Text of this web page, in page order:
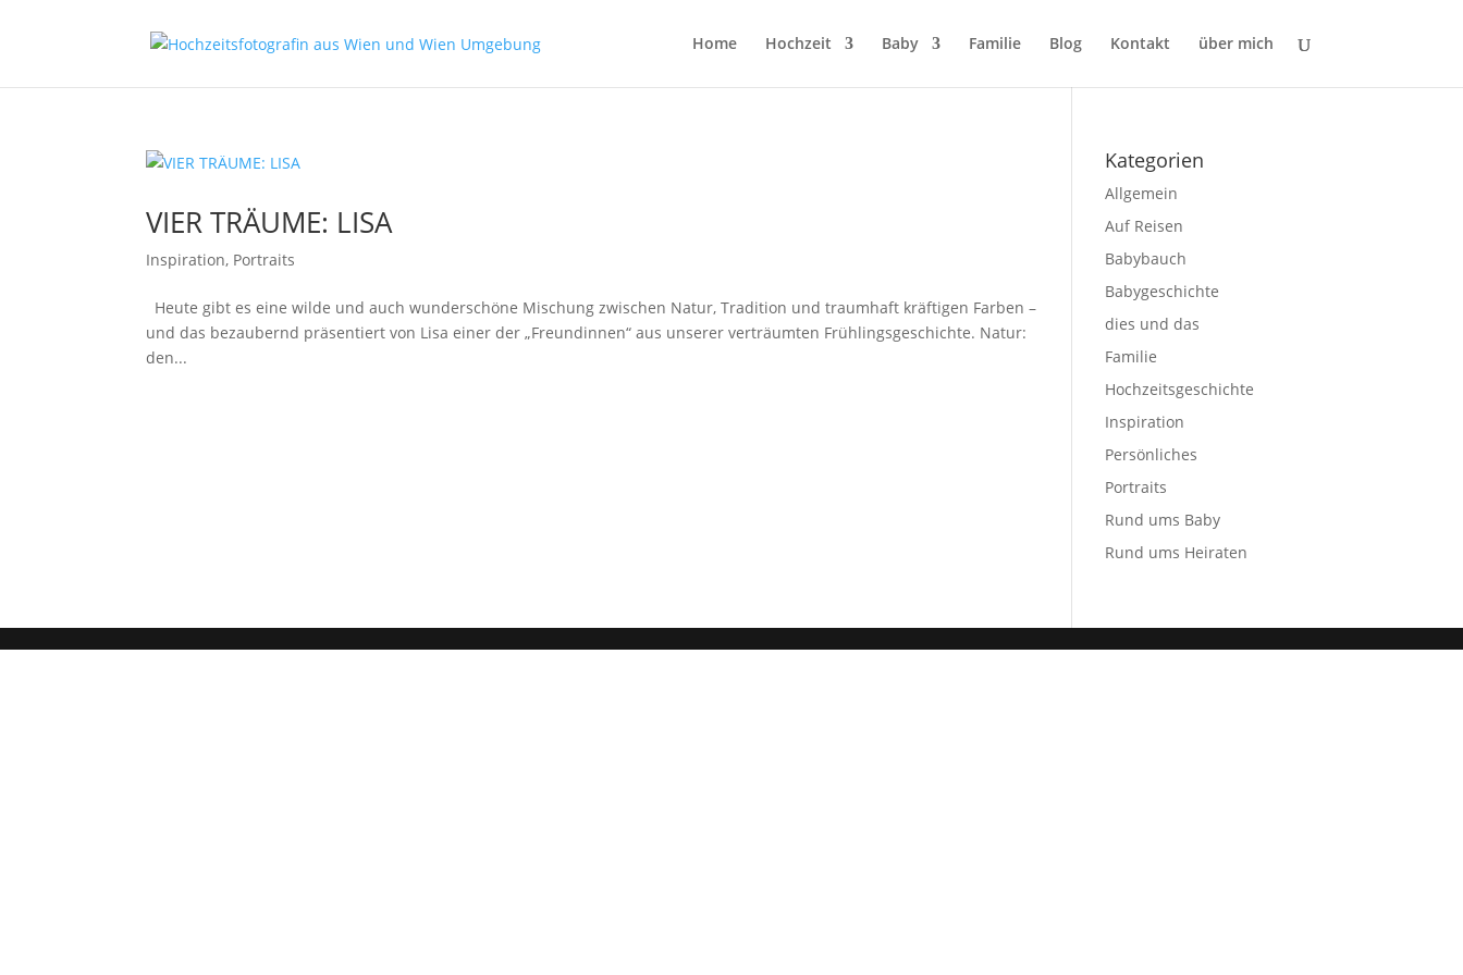
Home Hochzeit Baby Familie Blog Kontakt über mich
VIER TRÄUME: LISA
Inspiration, Portraits
Heute gibt es eine wilde und auch wunderschöne Mischung zwischen Natur, Tradition und traumhaft kräftigen Farben –
und das bezaubernd präsentiert von Lisa einer der „Freundinnen“ aus unserer verträumten Frühlingsgeschichte. Natur:
den...
Kategorien
Allgemein
Auf Reisen
Babybauch
Babygeschichte
dies und das
Familie
Hochzeitsgeschichte
Inspiration
Persönliches
Portraits
Rund ums Baby
Rund ums Heiraten